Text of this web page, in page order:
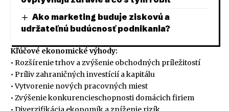
Ako marketing buduje ziskovú a
udržateľnú budúcnosť podnikania?
Kľúčové ekonomické výhody:
• Rozšírenie trhov a zvýšenie obchodných príležitostí
• Príliv zahraničných investícií a kapitálu
• Vytvorenie nových pracovných miest
• Zvýšenie konkurencieschopnosti domácich firiem